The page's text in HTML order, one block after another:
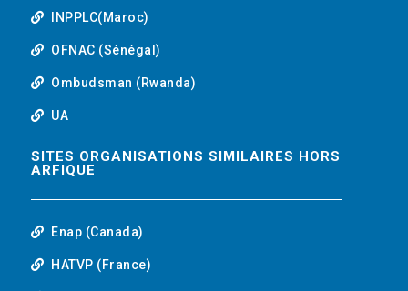
INPPLC(Maroc)
OFNAC (Sénégal)
Ombudsman (Rwanda)
UA
SITES ORGANISATIONS SIMILAIRES HORS
ARFIQUE
Enap (Canada)
HATVP (France)